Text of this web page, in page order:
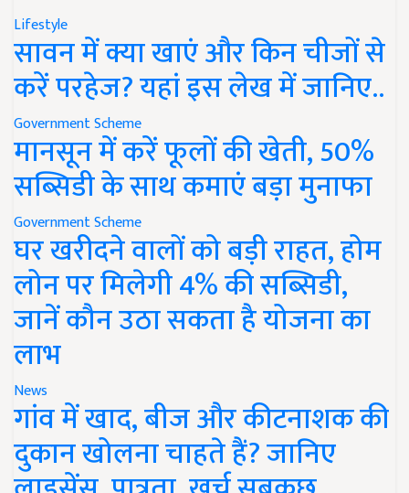
Lifestyle
सावन में क्या खाएं और किन चीजों से
करें परहेज? यहां इस लेख में जानिए..
Government Scheme
मानसून में करें फूलों की खेती, 50%
सब्सिडी के साथ कमाएं बड़ा मुनाफा
Government Scheme
घर खरीदने वालों को बड़ी राहत, होम
लोन पर मिलेगी 4% की सब्सिडी,
जानें कौन उठा सकता है योजना का
लाभ
News
गांव में खाद, बीज और कीटनाशक की
दुकान खोलना चाहते हैं? जानिए